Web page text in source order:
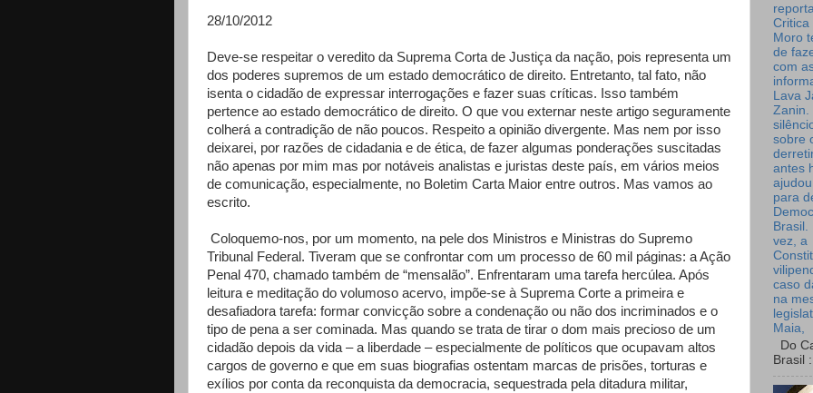
28/10/2012
Deve-se respeitar o veredito da Suprema Corta de Justiça da nação, pois representa um
dos poderes supremos de um estado democrático de direito. Entretanto, tal fato, não
isenta o cidadão de expressar interrogações e fazer suas críticas. Isso também
pertence ao estado democrático de direito. O que vou externar neste artigo seguramente
colherá a contradição de não poucos. Respeito a opinião divergente. Mas nem por isso
deixarei, por razões de cidadania e de ética, de fazer algumas ponderações suscitadas
não apenas por mim mas por notáveis analistas e juristas deste país, em vários meios
de comunicação, especialmente, no Boletim Carta Maior entre outros. Mas vamos ao
escrito.
Coloquemo-nos, por um momento, na pele dos Ministros e Ministras do Supremo
Tribunal Federal. Tiveram que se confrontar com um processo de 60 mil páginas: a Ação
Penal 470, chamado também de “mensalão”. Enfrentaram uma tarefa hercúlea. Após
leitura e meditação do volumoso acervo, impõe-se à Suprema Corte a primeira e
desafiadora tarefa: formar convicção sobre a condenação ou não dos incriminados e o
tipo de pena a ser cominada. Mas quando se trata de tirar o dom mais precioso de um
cidadão depois da vida – a liberdade – especialmente de políticos que ocupavam altos
cargos de governo e que em suas biografias ostentam marcas de prisões, torturas e
exílios por conta da reconquista da democracia, sequestrada pela ditadura militar,
Critica
Moro
de
com
Lava
Zanin.
sobre
antes
para
Brasil.
vez, a
caso
na
Maia,
Do
Brasil :